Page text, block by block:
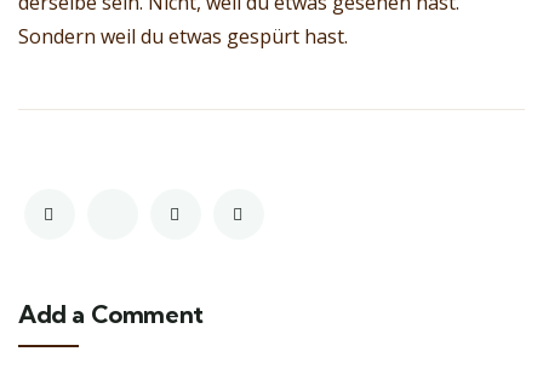
Sondern weil du etwas gespürt hast.
Add a Comment